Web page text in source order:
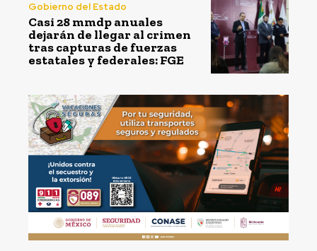
Gobierno del Estado
Casi 28 mmdp anuales
dejarán de llegar al crimen
tras capturas de fuerzas
estatales y federales: FGE